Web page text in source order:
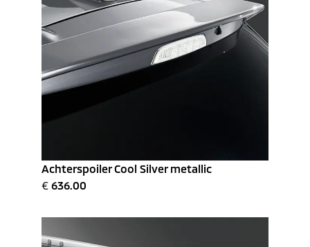
Achterspoiler Cool Silver metallic
€ 636.00